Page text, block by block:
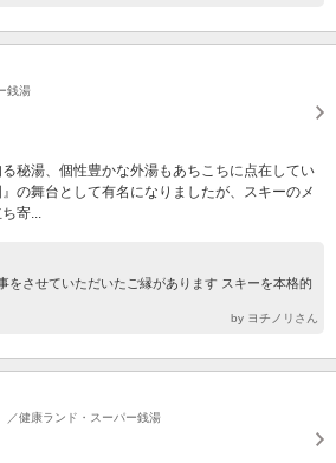
銭湯
秘湯、個性豊かな外湯もあちこちに点在してい
の舞台として有名になりましたが、スキーのメ
寄...
をさせていただいたご縁があります スキーを本格的
by ヨチノリさん
／健康ランド・スーパー銭湯